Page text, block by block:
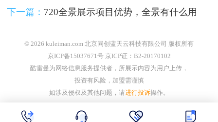
下一篇： 720全景展示项目优势，全景有什么用
© 2026 kuleiman.com 北京同创蓝天云科技有限公司 版权所有
京ICP备15037671号 京ICP证：B2-20170102
酷雷曼为网络信息服务提供者，所展示内容为用户上传，
投资有风险，加盟需谨慎
如涉及侵权及其他问题，请进行投诉操作。